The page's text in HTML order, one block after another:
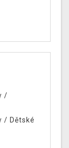
/
/ Dětské